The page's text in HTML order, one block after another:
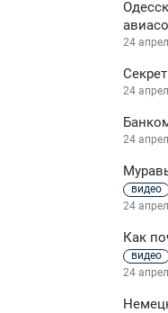
24
24
24
видео
24
Как
видео
24